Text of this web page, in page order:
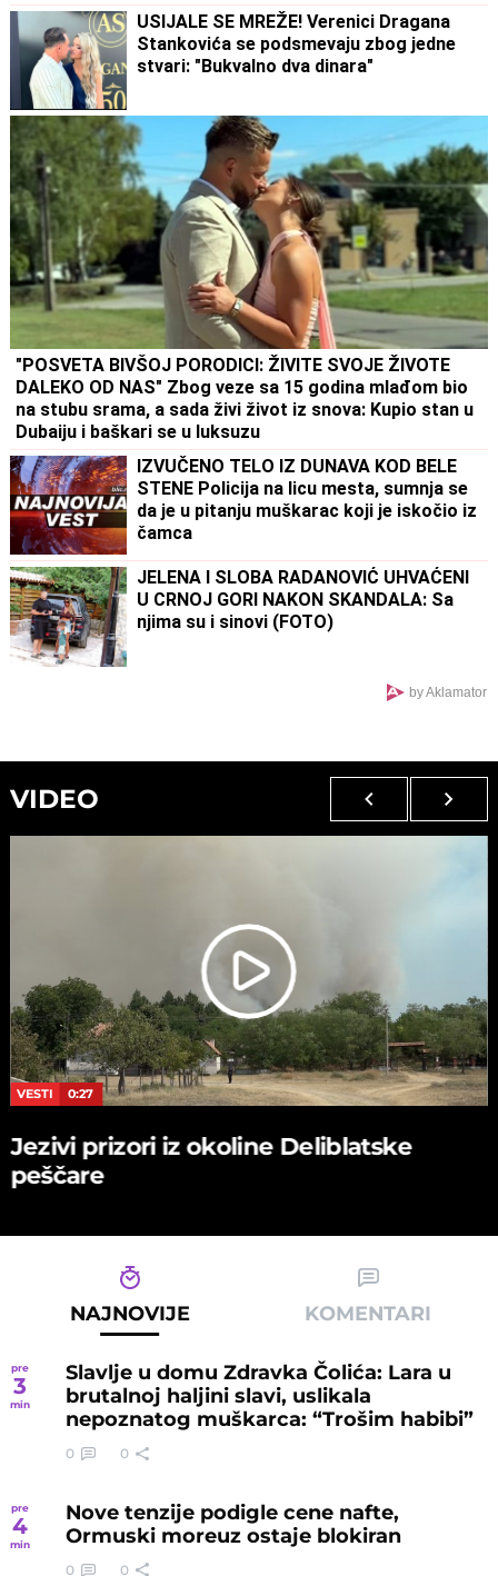
USIJALE SE MREŽE! Verenici Dragana
Stankovića se podsmevaju zbog jedne
stvari: "Bukvalno dva dinara"
"POSVETA BIVŠOJ PORODICI: ŽIVITE SVOJE ŽIVOTE
DALEKO OD NAS" Zbog veze sa 15 godina mlađom bio
na stubu srama, a sada živi život iz snova: Kupio stan u
Dubaiju i baškari se u luksuzu
IZVUČENO TELO IZ DUNAVA KOD BELE
STENE Policija na licu mesta, sumnja se
da je u pitanju muškarac koji je iskočio iz
čamca
JELENA I SLOBA RADANOVIĆ UHVAĆENI
U CRNOJ GORI NAKON SKANDALA: Sa
njima su i sinovi (FOTO)
by Aklamator
VIDEO
VESTI 0:27
Jezivi prizori iz okoline Deliblatske
peščare
NAJNOVIJE KOMENTARI
pre
3
min
Slavlje u domu Zdravka Čolića: Lara u
brutalnoj haljini slavi, uslikala
nepoznatog muškarca: “Trošim habibi”
0 0
pre
4
min
Nove tenzije podigle cene nafte,
Ormuski moreuz ostaje blokiran
0 0